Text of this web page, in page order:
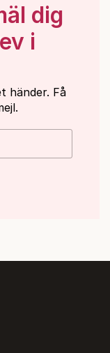
dig
i
händer. Få